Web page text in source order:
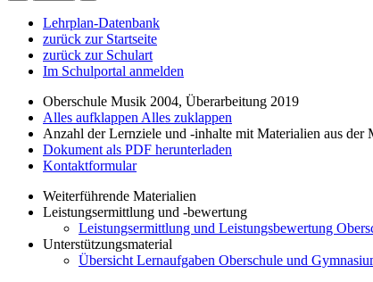
Lehrplan-Datenbank
zurück zur Startseite
zurück zur Schulart
Im Schulportal anmelden
Oberschule Musik 2004, Überarbeitung 2019
Alles aufklappen Alles zuklappen
Anzahl der Lernziele und -inhalte mit Materialien aus der
Dokument als PDF herunterladen
Kontaktformular
Weiterführende Materialien
Leistungsermittlung und -bewertung
Leistungsermittlung und Leistungsbewertung
Unterstützungsmaterial
Übersicht Lernaufgaben Oberschule und